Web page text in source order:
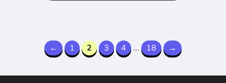
← 1 2 3 4 ... 18 →